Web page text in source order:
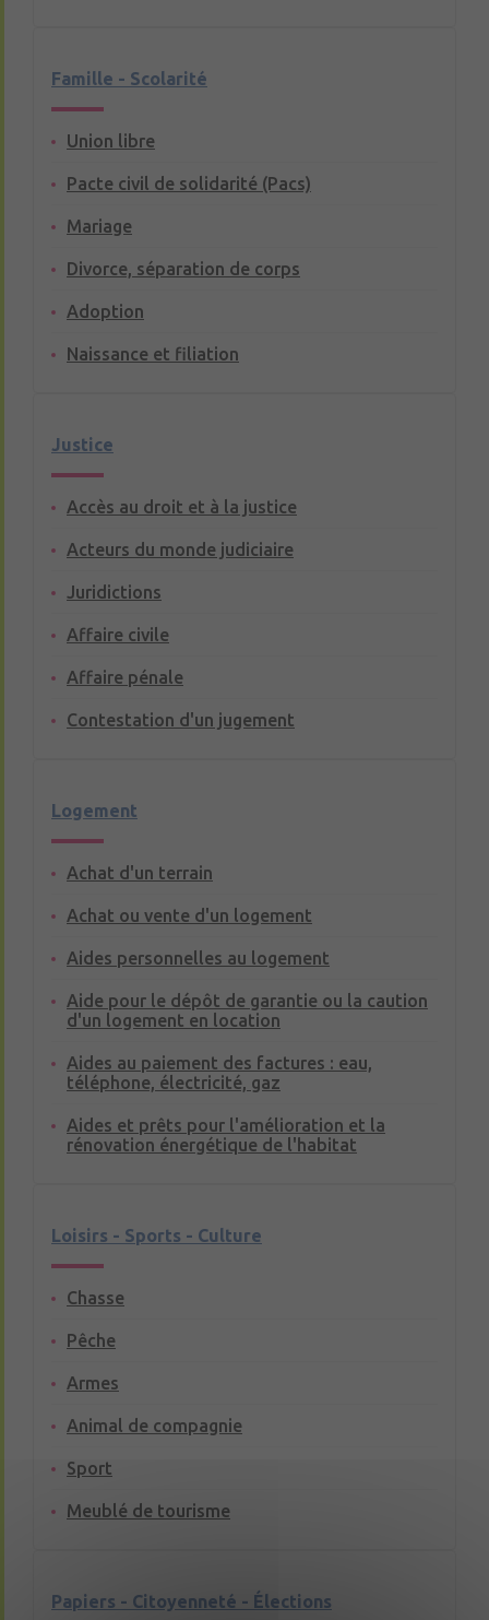
Famille - Scolarité
Union libre
Pacte civil de solidarité (Pacs)
Mariage
Divorce, séparation de corps
Adoption
Naissance et filiation
Justice
Accès au droit et à la justice
Acteurs du monde judiciaire
Juridictions
Affaire civile
Affaire pénale
Contestation d'un jugement
Logement
Achat d'un terrain
Achat ou vente d'un logement
Aides personnelles au logement
Aide pour le dépôt de garantie ou la caution
d'un logement en location
Aides au paiement des factures : eau,
téléphone, électricité, gaz
Aides et prêts pour l'amélioration et la
rénovation énergétique de l'habitat
Loisirs - Sports - Culture
Chasse
Pêche
Armes
Animal de compagnie
Sport
Meublé de tourisme
Papiers - Citoyenneté - Élections